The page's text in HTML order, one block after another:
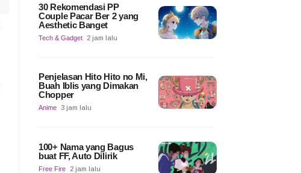
30 Rekomendasi PP
Couple Pacar Ber 2 yang
Aesthetic Banget
Tech & Gadget 2 jam lalu
Penjelasan Hito Hito no Mi,
Buah Iblis yang Dimakan
Chopper
Anime 3 jam lalu
100+ Nama yang Bagus
buat FF, Auto Dilirik
Free Fire 2 jam lalu